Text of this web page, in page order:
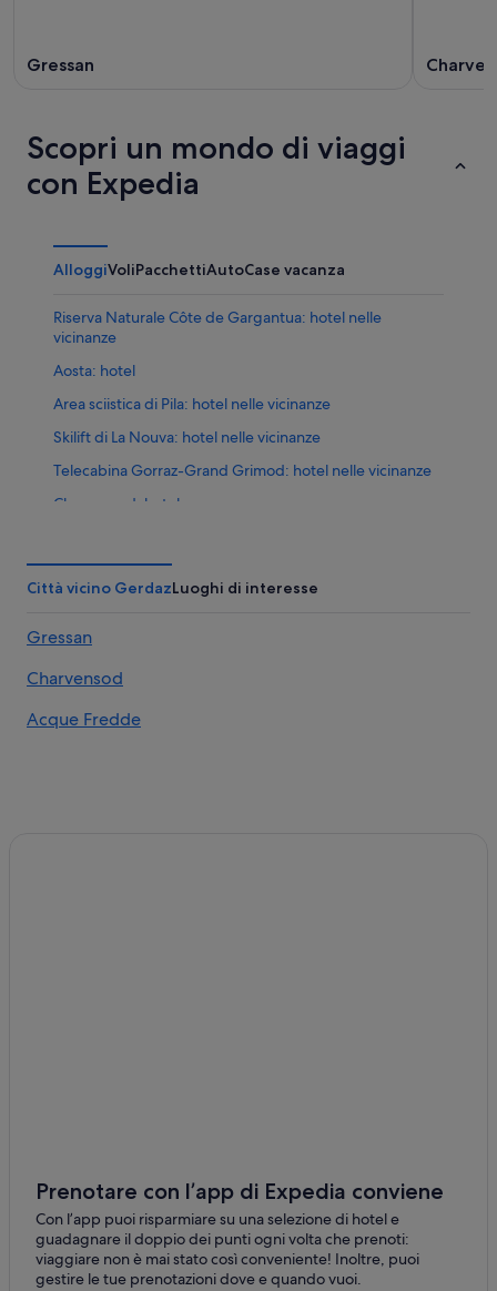
Gressan
Scopri un mondo di viaggi
con Expedia
AlloggiVoliPacchettiAutoCase vacanza
Riserva Naturale Côte de Gargantua: hotel nelle
vicinanze
Aosta: hotel
Area sciistica di Pila: hotel nelle vicinanze
Skilift di La Nouva: hotel nelle vicinanze
Telecabina Gorraz-Grand Grimod: hotel nelle vicinanze
Charvensod: hotel
Rifugio Arbolle: hotel nelle vicinanze
Ampaillant: hotel
Skilift di Pila-Gorraz: hotel nelle vicinanze
Charvensod: Appartamenti
Charvensod: Chalet
Charvensod: Campeggi
Città vicino GerdazLuoghi di interesse
Gressan
Charvensod
Acque Fredde
Prenotare con l’app di Expedia conviene
Con l’app puoi risparmiare su una selezione di hotel e
guadagnare il doppio dei punti ogni volta che prenoti:
viaggiare non è mai stato così conveniente! Inoltre, puoi
gestire le tue prenotazioni dove e quando vuoi.